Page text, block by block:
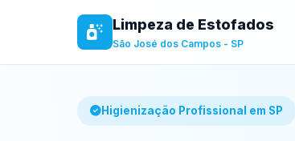
Limpeza de Estofados
São José dos Campos - SP
Higienização Profissional em SP